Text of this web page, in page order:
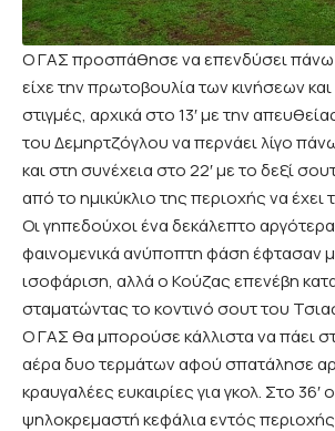
Ο ΓΑΣ προσπάθησε να επενδύσει
είχε την πρωτοβουλία των κινήσεων
στιγμές, αρχικά στο 13′ με την
του Δεμηρτζόγλου να περνάει λίγο
και στη συνέχεια στο 22′ με το δεξί
από το ημικύκλιο της περιοχής να έχει
Οι γηπεδούχοι ένα δεκάλεπτο
φαινομενικά ανύποπτη φάση έφτασαν
ισοφάριση, αλλά ο Κούζας επενέβη
σταματώντας το κοντινό σουτ του
Ο ΓΑΣ θα μπορούσε κάλλιστα να πάει
αέρα δυο τερμάτων αφού σπατάλησε
κραυγαλέες ευκαιρίες για γκολ. Στο
ψηλοκρεμαστή κεφάλια εντός